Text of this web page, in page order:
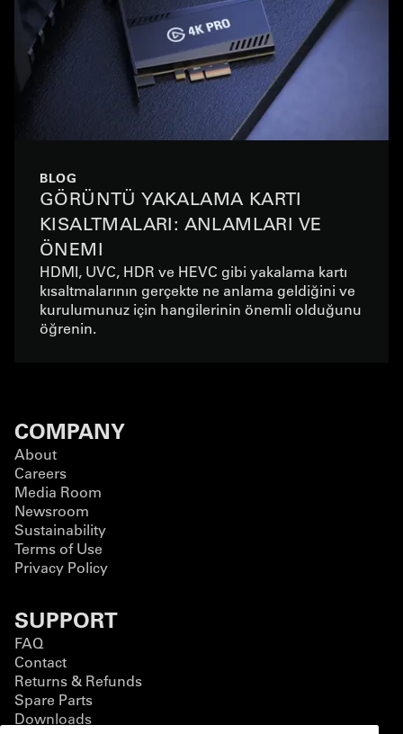
BLOG
GÖRÜNTÜ YAKALAMA KARTI
KISALTMALARI: ANLAMLARI VE
ÖNEMI
HDMI, UVC, HDR ve HEVC gibi yakalama kartı
kısaltmalarının gerçekte ne anlama geldiğini ve
kurulumunuz için hangilerinin önemli olduğunu
öğrenin.
COMPANY
About
Careers
Media Room
Newsroom
Sustainability
Terms of Use
Privacy Policy
SUPPORT
FAQ
Contact
Returns & Refunds
Spare Parts
Downloads